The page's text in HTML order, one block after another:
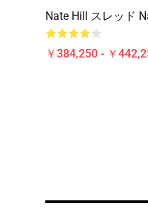
Nate Hill スレッド
￥384,250 - ￥